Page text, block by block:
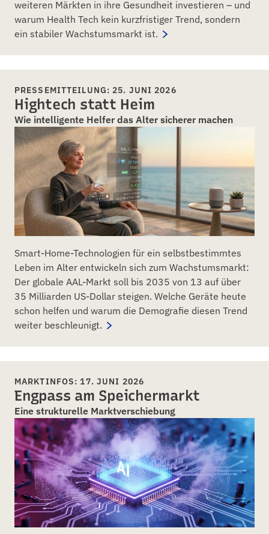
weiteren Märkten in ihre Gesundheit investieren – und
warum Health Tech kein kurzfristiger Trend, sondern
ein stabiler Wachstumsmarkt ist.
PRESSEMITTEILUNG: 25. JUNI 2026
Hightech statt Heim
Wie intelligente Helfer das Alter sicherer machen
Smart-Home-Technologien für ein selbstbestimmtes
Leben im Alter entwickeln sich zum Wachstumsmarkt:
Der globale AAL-Markt soll bis 2035 von 13 auf über
35 Milliarden US-Dollar steigen. Welche Geräte heute
schon helfen und warum die Demografie diesen Trend
weiter beschleunigt.
MARKTINFOS: 17. JUNI 2026
Engpass am Speichermarkt
Eine strukturelle Marktverschiebung